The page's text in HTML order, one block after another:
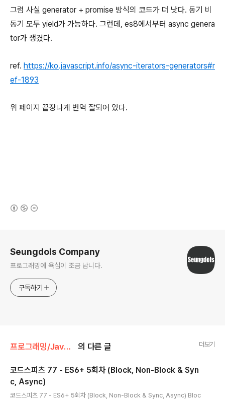
그럼 사실 generator + promise 방식의 코드가 더 낫다. 동기 비
동기 모두 yield가 가능하다. 그런데, es8에서부터 async genera
tor가 생겼다.
ref. https://ko.javascript.info/async-iterators-generators#r
ef-1893
위 페이지 끝장나게 번역 잘되어 있다.
Seungdols Company
프로그래밍에 욕심이 조금 납니다.
구독하기
프로그래밍/JavaScript 의 다른 글 더보기
코드스피츠 77 - ES6+ 5회차 (Block, Non-Block & Syn
c, Async)
코드스피츠 77 - ES6+ 5회차 (Block, Non-Block & Sync, Async) Bloc